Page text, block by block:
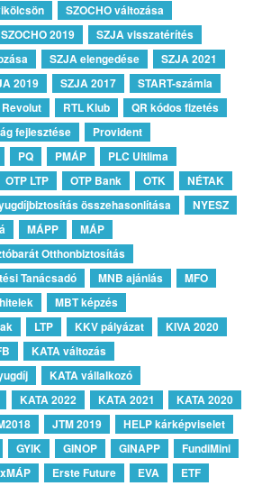
SZOCHO változása
SZOCHO 2019
SZJA visszatérítés
SZJA elengedése
SZJA 2021
2019 SZJA 2017
START-számla
Revolut RTL Klub
QR kódos fizetés
fejlesztése
Provident
PQ PMÁP
PLC Ultlima
OTP LTP OTP Bank OTK
NÉTAK
összehasonlítása
NYESZ
MÁPP
MÁP
Otthonbiztosítás
Tanácsadó
MNB ajánlás
MFO
MBT képzés
LTP KKV pályázat
KIVA 2020
KATA változás
KATA vállalkozó
KATA 2022 KATA 2021
KATA 2020
JTM 2019
HELP kárképviselet
GYIK GINOP GINAPP
FundiMini
Erste Future EVA
ETF